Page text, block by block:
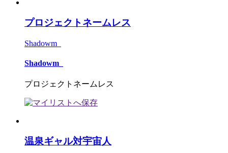
プロジェクトネームレス
Shadowm_
Shadowm_
プロジェクトネームレス
温泉ギャル対宇宙人